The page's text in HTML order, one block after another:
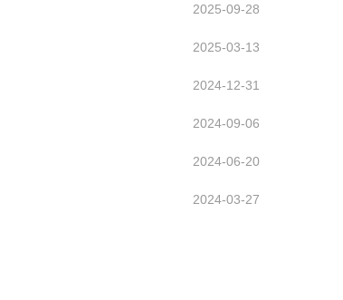
2025-09-28
2025-03-13
2024-12-31
2024-09-06
2024-06-20
2024-03-27